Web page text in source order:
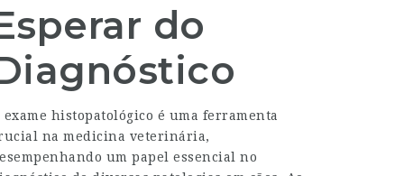
do
exame histopatológico é uma ferramenta
na medicina veterinária,
um papel essencial no